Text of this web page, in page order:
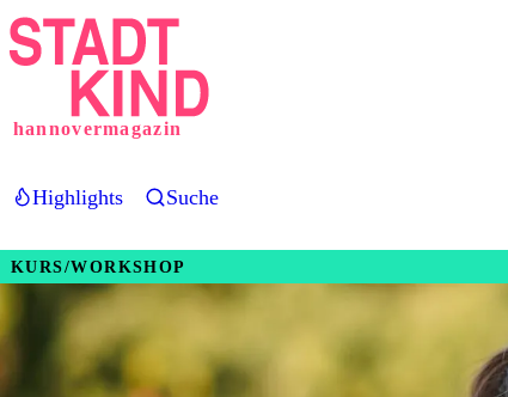
Direkt
zum
hannovermagazin
Highlights Suche
KURS/WORKSHOP